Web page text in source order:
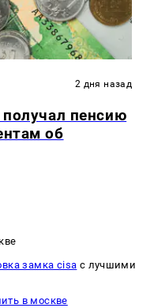
2 дня назад
пенсию
об
замка cisa с лучшими
в москве